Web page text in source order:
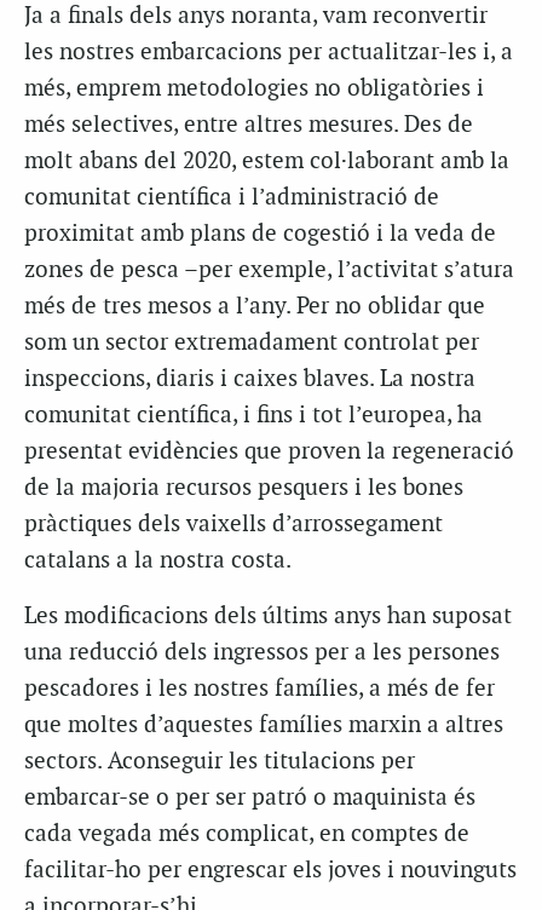
Ja a finals dels anys noranta, vam reconvertir
les nostres embarcacions per actualitzar-les i, a
més, emprem metodologies no obligatòries i
més selectives, entre altres mesures. Des de
molt abans del 2020, estem col·laborant amb la
comunitat científica i l’administració de
proximitat amb plans de cogestió i la veda de
zones de pesca –per exemple, l’activitat s’atura
més de tres mesos a l’any. Per no oblidar que
som un sector extremadament controlat per
inspeccions, diaris i caixes blaves. La nostra
comunitat científica, i fins i tot l’europea, ha
presentat evidències que proven la regeneració
de la majoria recursos pesquers i les bones
pràctiques dels vaixells d’arrossegament
catalans a la nostra costa.
Les modificacions dels últims anys han suposat
una reducció dels ingressos per a les persones
pescadores i les nostres famílies, a més de fer
que moltes d’aquestes famílies marxin a altres
sectors. Aconseguir les titulacions per
embarcar-se o per ser patró o maquinista és
cada vegada més complicat, en comptes de
facilitar-ho per engrescar els joves i nouvinguts